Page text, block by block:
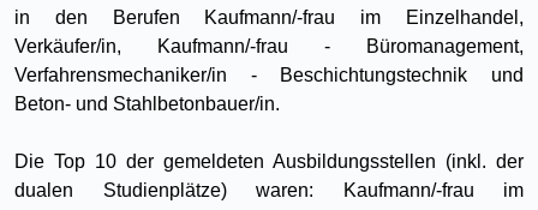
in den Berufen Kaufmann/-frau im Einzelhandel,
Verkäufer/in, Kaufmann/-frau - Büromanagement,
Verfahrensmechaniker/in - Beschichtungstechnik und
Beton- und Stahlbetonbauer/in.
Die Top 10 der gemeldeten Ausbildungsstellen (inkl. der
dualen Studienplätze) waren: Kaufmann/-frau im